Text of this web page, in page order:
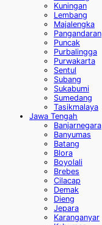
Kuningan
Lembang
Majalengka
Pangandaran
Puncak
Purbalingga
Purwakarta
Sentul
Subang
Sukabumi
Sumedang
Tasikmalaya
Jawa Tengah
Banjarnegara
Banyumas
Batang
Blora
Boyolali
Brebes
Cilacap
Demak
Dieng
Jepara
Karanganyar